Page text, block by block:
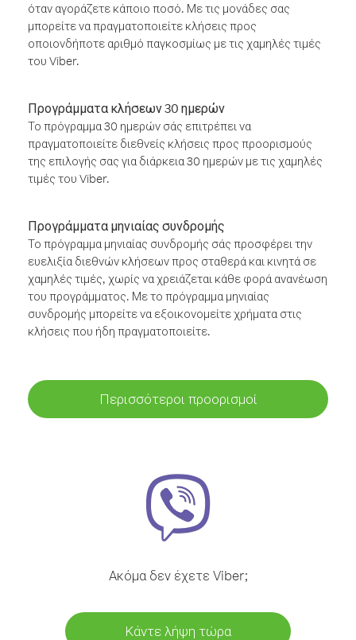
όταν αγοράζετε κάποιο ποσό. Με τις μονάδες σας
μπορείτε να πραγματοποιείτε κλήσεις προς
οποιονδήποτε αριθμό παγκοσμίως με τις χαμηλές τιμές
του Viber.
Προγράμματα κλήσεων 30 ημερών
Το πρόγραμμα 30 ημερών σάς επιτρέπει να
πραγματοποιείτε διεθνείς κλήσεις προς προορισμούς
της επιλογής σας για διάρκεια 30 ημερών με τις χαμηλές
τιμές του Viber.
Προγράμματα μηνιαίας συνδρομής
Το πρόγραμμα μηνιαίας συνδρομής σάς προσφέρει την
ευελιξία διεθνών κλήσεων προς σταθερά και κινητά σε
χαμηλές τιμές, χωρίς να χρειάζεται κάθε φορά ανανέωση
του προγράμματος. Με το πρόγραμμα μηνιαίας
συνδρομής μπορείτε να εξοικονομείτε χρήματα στις
κλήσεις που ήδη πραγματοποιείτε.
Περισσότεροι προορισμοί
Ακόμα δεν έχετε Viber;
Κάντε λήψη τώρα